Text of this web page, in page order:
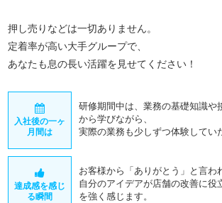
押し売りなどは一切ありません。
定着率が高い大手グループで、
あなたも息の長い活躍を見せてください！
入社後の一ヶ
月間は
研修期間中は、業務の基礎知識や
から学びながら、
実際の業務も少しずつ体験してい
達成感を感じ
る瞬間
お客様から「ありがとう」と言わ
自分のアイデアが店舗の改善に役
を強く感じます。